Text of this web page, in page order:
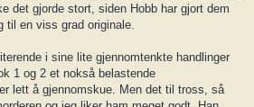
det gjorde stort, siden Hobb har gjort dem
til en viss grad originale.
i sine lite gjennomtenkte handlinger
1 og 2 et nokså belastende
lett å gjennomskue. Men det til tross, så